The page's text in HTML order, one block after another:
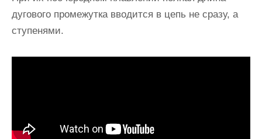
дугового промежутка вводится в цепь не сразу, а
ступенями.